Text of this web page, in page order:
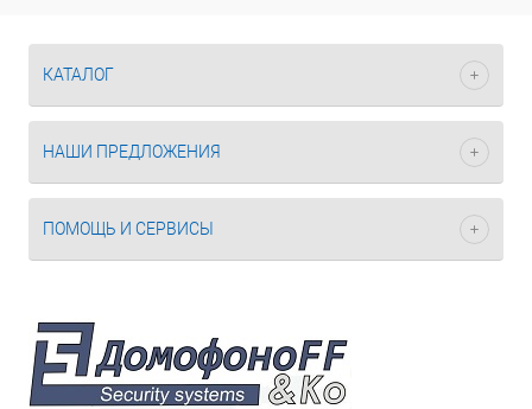
КАТАЛОГ
НАШИ ПРЕДЛОЖЕНИЯ
ПОМОЩЬ И СЕРВИСЫ